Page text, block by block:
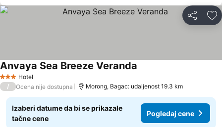
Deli
3 Zvezdice
Hotel
Anvaya Sea Breeze Veranda
/ Ocena nije dostupna Morong, Bagac: udaljenost 19.3 km
Izaberi datume da bi se prikazale
tačne cene
Pogledaj cene